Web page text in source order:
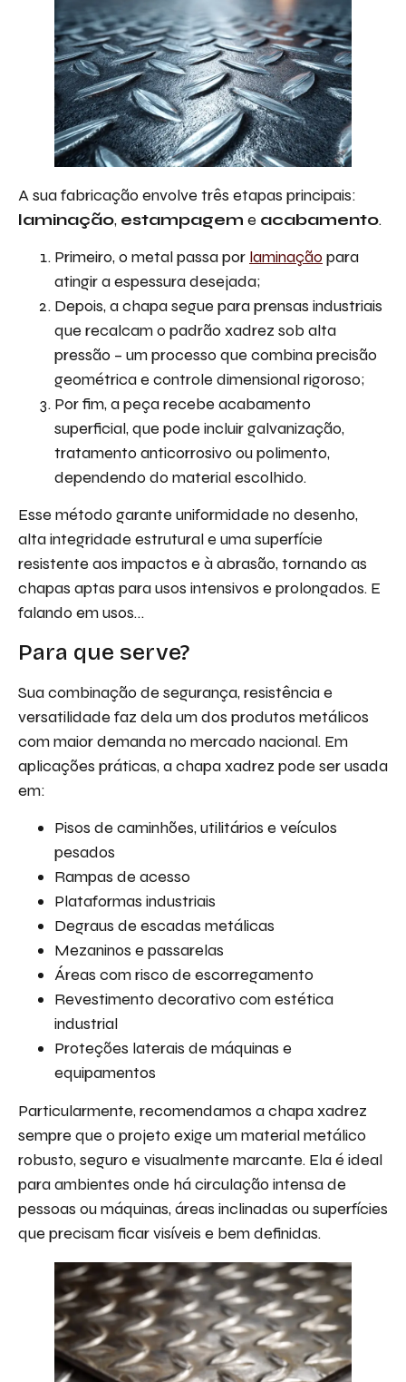
A sua fabricação envolve três etapas principais:
laminação, estampagem e acabamento.
Primeiro, o metal passa por laminaçãopara
atingir a espessura desejada;
Depois, a chapa segue para prensas industriais
que recalcam o padrão xadrez sob alta
pressão – um processo que combina precisão
geométrica e controle dimensional rigoroso;
Por fim, a peça recebe acabamento
superficial, que pode incluir galvanização,
tratamento anticorrosivo ou polimento,
dependendo do material escolhido.
Esse método garante uniformidade no desenho,
alta integridade estrutural e uma superfície
resistente aos impactos e à abrasão, tornando as
chapas aptas para usos intensivos e prolongados. E
falando em usos…
Para que serve?
Sua combinação de segurança, resistência e
versatilidade faz dela um dos produtos metálicos
com maior demanda no mercado nacional. Em
aplicações práticas, a chapa xadrez pode ser usada
em:
Pisos de caminhões, utilitários e veículos
pesados
Rampas de acesso
Plataformas industriais
Degraus de escadas metálicas
Mezaninos e passarelas
Áreas com risco de escorregamento
Revestimento decorativo com estética
industrial
Proteções laterais de máquinas e
equipamentos
Particularmente, recomendamos a chapa xadrez
sempre que o projeto exige um material metálico
robusto, seguro e visualmente marcante. Ela é ideal
para ambientes onde há circulação intensa de
pessoas ou máquinas, áreas inclinadas ou superfícies
que precisam ficar visíveis e bem definidas.